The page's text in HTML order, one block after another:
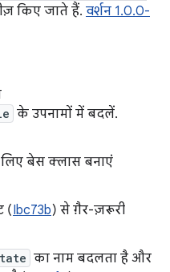
किए जाते हैं. वर्शन 1.0.0-
के उपनामों में बदलें.
बेस क्लास बनाएं
(Ibc73b) से ग़ैर-ज़रूरी
का नाम बदलता है और